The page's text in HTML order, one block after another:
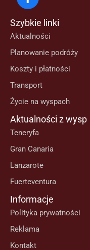
Szybkie linki
Aktualności
Planowanie podróży
Koszty i płatności
Transport
Życie na wyspach
Aktualności z wysp
Teneryfa
Gran Canaria
Lanzarote
Fuerteventura
Informacje
Polityka prywatności
Reklama
Kontakt